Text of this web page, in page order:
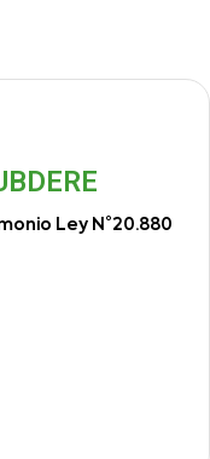
Ley N°20.880